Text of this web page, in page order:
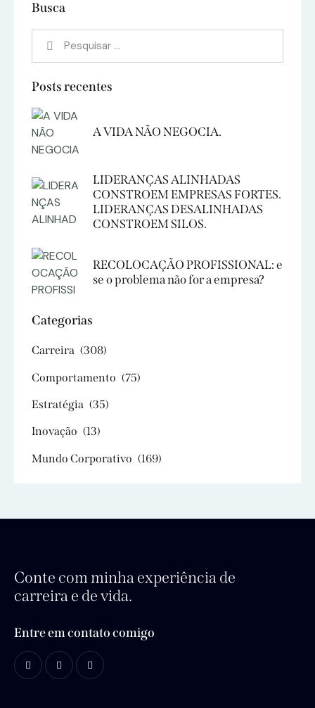
Busca
Posts recentes
A VIDA NÃO NEGOCIA.
LIDERANÇAS ALINHADAS
CONSTROEM EMPRESAS FORTES.
LIDERANÇAS DESALINHADAS
CONSTROEM SILOS.
RECOLOCAÇÃO PROFISSIONAL: e
se o problema não for a empresa?
Categorias
Carreira (308)
Comportamento (75)
Estratégia (35)
Inovação (13)
Mundo Corporativo (169)
Conte com minha experiência de
carreira e de vida.
Entre em contato comigo